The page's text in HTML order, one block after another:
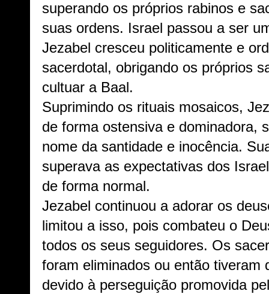
superando os próprios rabinos e
suas ordens. Israel passou a ser
Jezabel cresceu politicamente e
sacerdotal, obrigando os próprios
cultuar a Baal.
Suprimindo os rituais mosaicos,
de forma ostensiva e dominadora,
nome da santidade e inocência.
superava as expectativas dos
de forma normal.
Jezabel continuou a adorar os
limitou a isso, pois combateu o
todos os seus seguidores. Os
foram eliminados ou então tiveram
devido à perseguição promovida